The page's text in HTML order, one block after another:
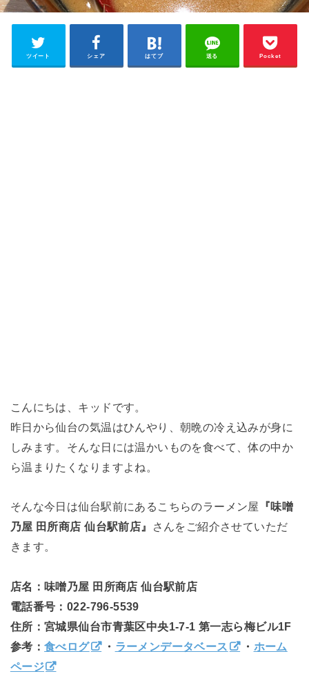
ツイート シェア はてブ 送る Pocket
こんにちは、キッドです。
昨日から仙台の気温はひんやり、朝晩の冷え込みが身に
しみます。そんな日には温かいものを食べて、体の中か
ら温まりたくなりますよね。
そんな今日は仙台駅前にあるこちらのラーメン屋
『味噌
乃屋 田所商店 仙台駅前店』
さんをご紹介させていただ
きます。
店名：味噌乃屋 田所商店 仙台駅前店
電話番号：022-796-5539
住所：宮城県仙台市青葉区中央1-7-1 第一志ら梅ビル1F
参考：食べログ ・ ラーメンデータベース ・ ホーム
ページ